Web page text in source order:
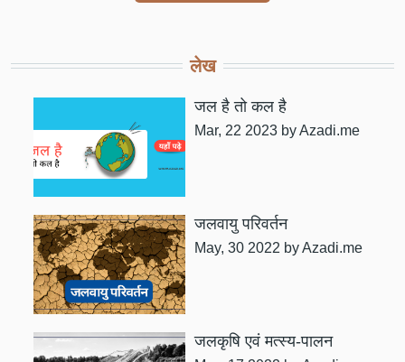
लेख
जल है तो कल है
Mar, 22 2023 by Azadi.me
जलवायु परिवर्तन
May, 30 2022 by Azadi.me
जलकृषि एवं मत्स्य-पालन